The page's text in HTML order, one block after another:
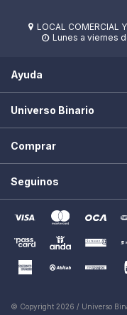
 LOCAL COMERCIAL
 Lunes a viernes
Ayuda
Universo Binario
Comprar
Seguinos
© Copyright 2026 / Universo